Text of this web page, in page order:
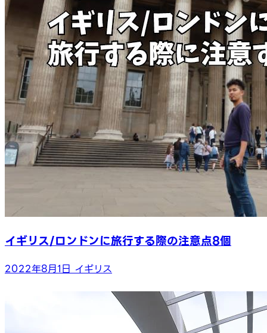
イギリス/ロンドンに旅行する際の注意点8個
2022年8月1日 イギリス